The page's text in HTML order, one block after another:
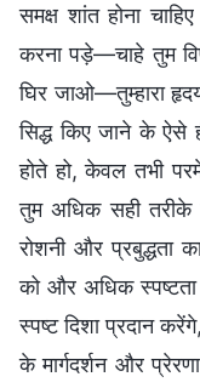
समक्ष शांत होना
करना पड़े—चाहे तुम
घिर जाओ—तुम्हारा
सिद्ध किए जाने के ऐसे
होते हो, केवल तभी
तुम अधिक सही तरीके
रोशनी और प्रबुद्धता
को और अधिक
स्पष्ट दिशा प्रदान
के मार्गदर्शन और